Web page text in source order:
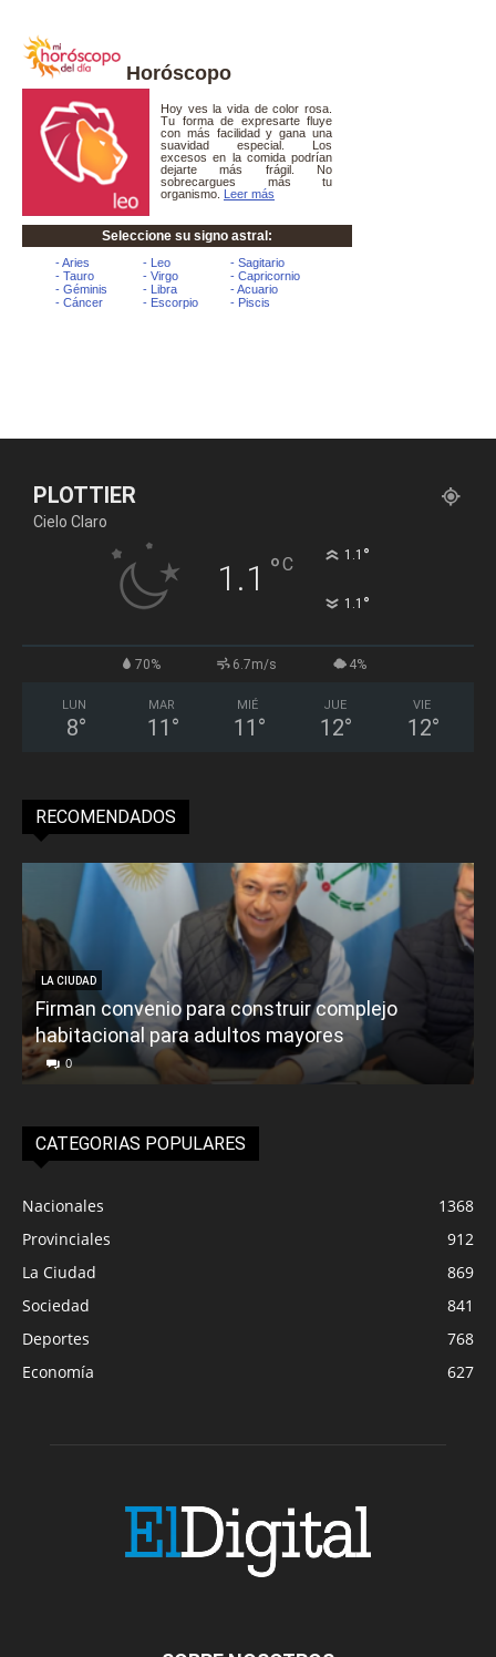
Horóscopo
PLOTTIER
Cielo Claro
1.1 °C 1.1 °
1.1 °
70% 6.7m/s 4%
LUN
8°
MAR
11 °
MIÉ
11 °
JUE
12°
VIE
12°
RECOMENDADOS
LA CIUDAD
Firman convenio para construir complejo
habitacional para adultos mayores
0
CATEGORIAS POPULARES
Nacionales
1368
Provinciales
912
La Ciudad
869
Sociedad
841
Deportes
768
Economía
627